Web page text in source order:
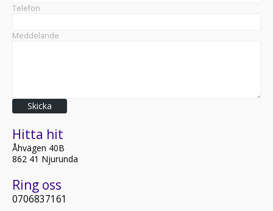
Telefon
Meddelande
Skicka
Hitta hit
Åhvägen 40B
862 41 Njurunda
Ring oss
0706837161